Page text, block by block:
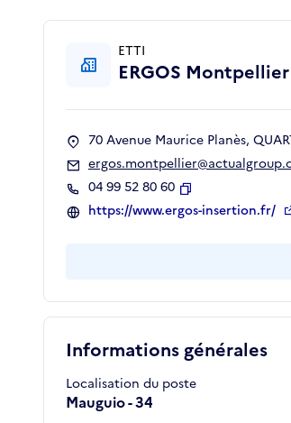
Informations générales
Localisation du poste
Mauguio - 34
ETTI
ERGOS Montpellier
70 Avenue Maurice Planès,
04 99 52 80 60
Copier
https://www.ergos-insertion.fr/